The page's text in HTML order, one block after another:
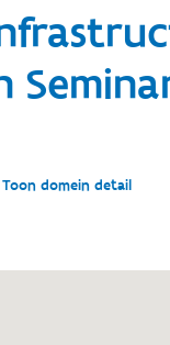
Toon domein detail